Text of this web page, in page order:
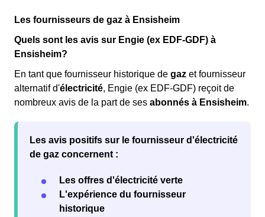
Les fournisseurs de gaz à Ensisheim
Quels sont les avis sur Engie (ex EDF-GDF) à
Ensisheim?
En tant que fournisseur historique de gaz et fournisseur
alternatif d'électricité, Engie (ex EDF-GDF) reçoit de
nombreux avis de la part de ses abonnés à Ensisheim.
Les avis positifs sur le fournisseur d'électricité
de gaz concernent :
Les offres d'électricité verte
L'expérience du fournisseur
historique